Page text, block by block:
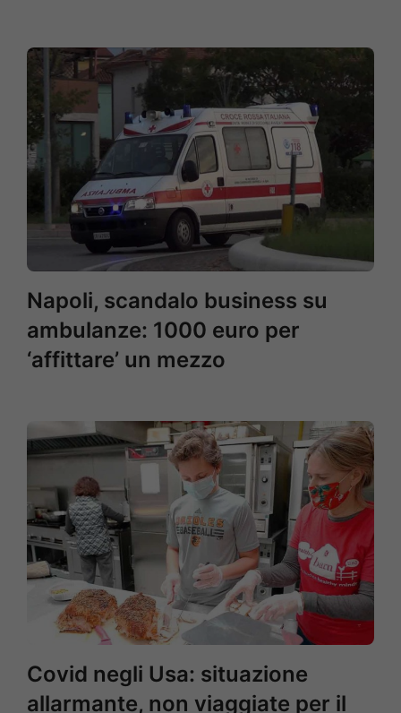
Napoli, scandalo business su
ambulanze: 1000 euro per
‘affittare’ un mezzo
Covid negli Usa: situazione
allarmante, non viaggiate per il